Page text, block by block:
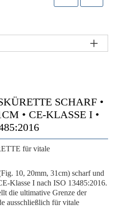
SCHARF •
• CE-KLASSE I •
für vitale
10, 20mm, 31cm) scharf und
Klasse I nach ISO 13485:2016.
die ultimative Grenze der
ausschließlich für vitale